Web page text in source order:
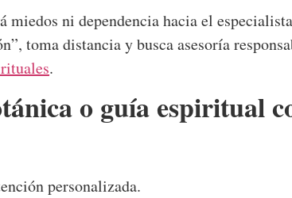
miedos ni dependencia hacia el
toma distancia y busca asesoría
.
o guía espiritual
personalizada.